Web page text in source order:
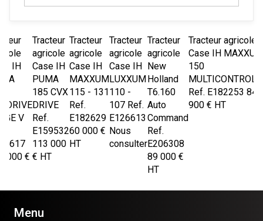
IH
V
000 €
Tracteur
agricole
Case IH
PUMA
185 CVX
DRIVE
Ref.
E159532
113 000
€ HT
Tracteur
agricole
Case IH
MAXXUM
115 - 131
Ref.
E182629
60 000 €
HT
Tracteur
agricole
Case IH
LUXXUM
110 -
107 Ref.
E126613
Nous
consulter
Tracteur
agricole
New
Holland
T6.160
Auto
Command
Ref.
E206308
89 000 €
HT
Tracteur agricole
Case IH MAXXUM
150
Ref. E182253 84
900 € HT
Menu